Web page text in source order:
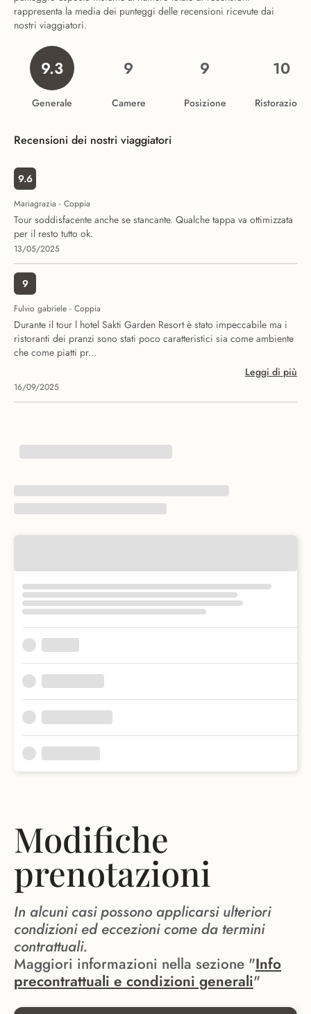
rappresenta la media dei punteggi delle recensioni ricevute dai
nostri viaggiatori.
9.3
Generale
9
Camere
9
Posizione
10
Ristorazione
Recensioni dei nostri viaggiatori
9.6
Mariagrazia - Coppia
Tour soddisfacente anche se stancante. Qualche tappa va ottimizzata
per il resto tutto ok.
13/05/2025
9
Fulvio gabriele - Coppia
Durante il tour l hotel Sakti Garden Resort è stato impeccabile ma i
ristoranti dei pranzi sono stati poco caratteristici sia come ambiente
che come piatti pr...
Leggi di più
16/09/2025
Modifiche
prenotazioni
In alcuni casi possono applicarsi ulteriori
condizioni ed eccezioni come da termini
contrattuali.
Maggiori informazioni nella sezione "Info
precontrattuali e condizioni generali"